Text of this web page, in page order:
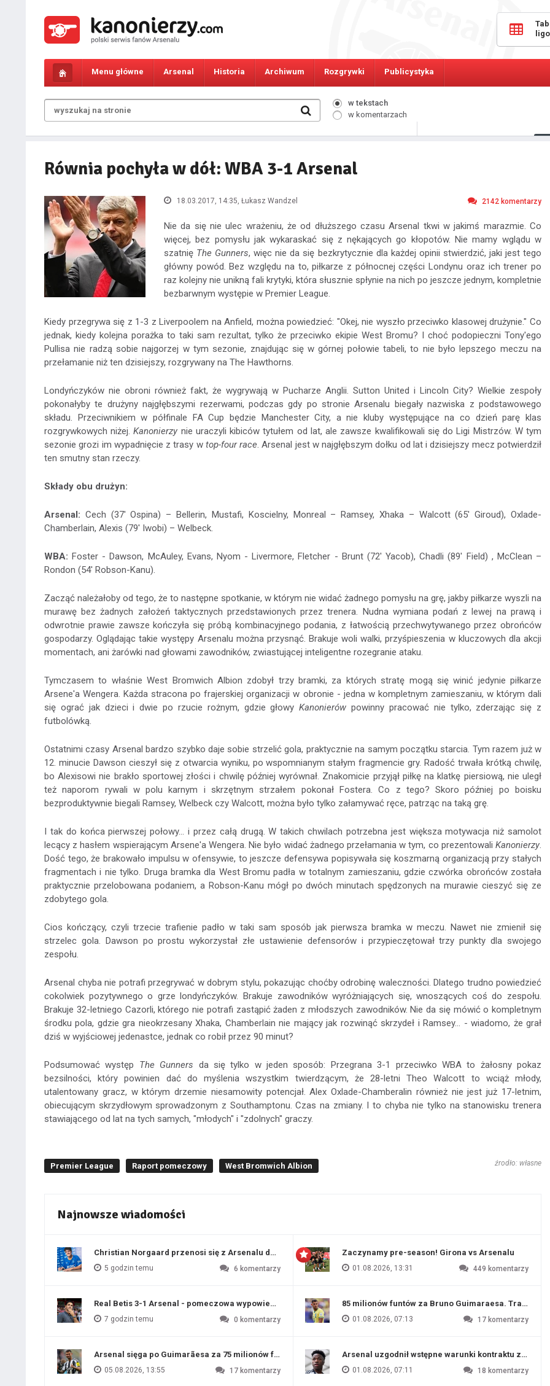
Menu główne Arsenal Historia Archiwum Rozgrywki Publicystyka
w tekstach
w komentarzach
Równia pochyła w dół: WBA 3-1 Arsenal
18.03.2017, 14:35, Łukasz Wandzel 2142 komentarzy
Nie da się nie ulec wrażeniu, że od dłuższego czasu Arsenal tkwi w jakimś marazmie. Co
więcej, bez pomysłu jak wykaraskać się z nękających go kłopotów. Nie mamy wglądu w
szatnię The Gunners, więc nie da się bezkrytycznie dla każdej opinii stwierdzić, jaki jest tego
główny powód. Bez względu na to, piłkarze z północnej części Londynu oraz ich trener po
raz kolejny nie unikną fali krytyki, która słusznie spłynie na nich po jeszcze jednym, kompletnie
bezbarwnym występie w Premier League.
Kiedy przegrywa się z 1-3 z Liverpoolem na Anfield, można powiedzieć: "Okej, nie wyszło przeciwko klasowej drużynie." Co
jednak, kiedy kolejna porażka to taki sam rezultat, tylko że przeciwko ekipie West Bromu? I choć podopieczni Tony'ego
Pullisa nie radzą sobie najgorzej w tym sezonie, znajdując się w górnej połowie tabeli, to nie było lepszego meczu na
przełamanie niż ten dzisiejszy, rozgrywany na The Hawthorns.
Londyńczyków nie obroni również fakt, że wygrywają w Pucharze Anglii. Sutton United i Lincoln City? Wielkie zespoły
pokonałyby te drużyny najgłębszymi rezerwami, podczas gdy po stronie Arsenalu biegały nazwiska z podstawowego
składu. Przeciwnikiem w półfinale FA Cup będzie Manchester City, a nie kluby występujące na co dzień parę klas
rozgrywkowych niżej.Kanonierzy nie uraczyli kibiców tytułem od lat, ale zawsze kwalifikowali się do Ligi Mistrzów. W tym
sezonie grozi im wypadnięcie z trasy w top-four race. Arsenal jest w najgłębszym dołku od lat i dzisiejszy mecz potwierdził
ten smutny stan rzeczy.
Składy obu drużyn:
Arsenal: Cech (37' Ospina) – Bellerin, Mustafi, Koscielny, Monreal – Ramsey, Xhaka – Walcott (65' Giroud), Oxlade-
Chamberlain, Alexis (79' Iwobi) – Welbeck.
WBA: Foster - Dawson, McAuley, Evans, Nyom - Livermore, Fletcher - Brunt (72' Yacob), Chadli (89' Field) , McClean –
Rondon (54' Robson-Kanu).
Zacząć należałoby od tego, że to następne spotkanie, w którym nie widać żadnego pomysłu na grę, jakby piłkarze wyszli na
murawę bez żadnych założeń taktycznych przedstawionych przez trenera. Nudna wymiana podań z lewej na prawą i
odwrotnie prawie zawsze kończyła się próbą kombinacyjnego podania, z łatwością przechwytywanego przez obrońców
gospodarzy. Oglądając takie występy Arsenalu można przysnąć. Brakuje woli walki, przyśpieszenia w kluczowych dla akcji
momentach, ani żarówki nad głowami zawodników, zwiastującej inteligentne rozegranie ataku.
Tymczasem to właśnie West Bromwich Albion zdobył trzy bramki, za których stratę mogą się winić jedynie piłkarze
Arsene'a Wengera. Każda stracona po frajerskiej organizacji w obronie - jedna w kompletnym zamieszaniu, w którym dali
się ograć jak dzieci i dwie po rzucie rożnym, gdzie głowyKanonierów powinny pracować nie tylko, zderzając się z
futbolówką.
Ostatnimi czasy Arsenal bardzo szybko daje sobie strzelić gola, praktycznie na samym początku starcia. Tym razem już w
12. minucie Dawson cieszył się z otwarcia wyniku, po wspomnianym stałym fragmencie gry. Radość trwała krótką chwilę,
bo Alexisowi nie brakło sportowej złości i chwilę później wyrównał. Znakomicie przyjął piłkę na klatkę piersiową, nie uległ
też naporom rywali w polu karnym i skrzętnym strzałem pokonał Fostera. Co z tego? Skoro później po boisku
bezproduktywnie biegali Ramsey, Welbeck czy Walcott, można było tylko załamywać ręce, patrząc na taką grę.
I tak do końca pierwszej połowy... i przez całą drugą. W takich chwilach potrzebna jest większa motywacja niż samolot
lecący z hasłem wspierającym Arsene'a Wengera. Nie było widać żadnego przełamania w tym, co prezentowali Kanonierzy.
Dość tego, że brakowało impulsu w ofensywie, to jeszcze defensywa popisywała się koszmarną organizacją przy stałych
fragmentach i nie tylko. Druga bramka dla West Bromu padła w totalnym zamieszaniu, gdzie czwórka obrońców została
praktycznie przelobowana podaniem, a Robson-Kanu mógł po dwóch minutach spędzonych na murawie cieszyć się ze
zdobytego gola.
Cios kończący, czyli trzecie trafienie padło w taki sam sposób jak pierwsza bramka w meczu. Nawet nie zmienił się
strzelec gola. Dawson po prostu wykorzystał złe ustawienie defensorów i przypieczętował trzy punkty dla swojego
zespołu.
Arsenal chyba nie potrafi przegrywać w dobrym stylu, pokazując choćby odrobinę waleczności. Dlatego trudno powiedzieć
cokolwiek pozytywnego o grze londyńczyków. Brakuje zawodników wyróżniających się, wnoszących coś do zespołu.
Brakuje 32-letniego Cazorli, którego nie potrafi zastąpić żaden z młodszych zawodników. Nie da się mówić o kompletnym
środku pola, gdzie gra nieokrzesany Xhaka, Chamberlain nie mający jak rozwinąć skrzydeł i Ramsey... - wiadomo, że grał
dziś w wyjściowej jedenastce, jednak co robił przez 90 minut?
Podsumować występ The Gunners da się tylko w jeden sposób: Przegrana 3-1 przeciwko WBA to żałosny pokaz
bezsilności, który powinien dać do myślenia wszystkim twierdzącym, że 28-letni Theo Walcott to wciąż młody,
utalentowany gracz, w którym drzemie niesamowity potencjał. Alex Oxlade-Chamberalin również nie jest już 17-letnim,
obiecującym skrzydłowym sprowadzonym z Southamptonu. Czas na zmiany. I to chyba nie tylko na stanowisku trenera
stawiającego od lat na tych samych, "młodych" i "zdolnych" graczy.
Premier League Raport pomeczowy West Bromwich Albion źrodło: własne
Najnowsze wiadomości
Christian Norgaard przenosi się z Arsenalu do Evertonu
5 godzin temu 6 komentarzy
Real Betis 3-1 Arsenal - pomeczowa wypowiedź Artety
7 godzin temu 0 komentarzy
Arsenal sięga po Guimarãesa za 75 milionów funtów
05.08.2026, 13:55 17 komentarzy
Zaczynamy pre-season! Girona vs Arsenalu
01.08.2026, 13:31 449 komentarzy
85 milionów funtów za Bruno Guimaraesa. Transfer
01.08.2026, 07:13 17 komentarzy
Arsenal uzgodnił wstępne warunki kontraktu z
01.08.2026, 07:11 18 komentarzy